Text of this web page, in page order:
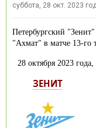
суббота, 28 окт. 2023
Петербургский
"Ахмат" в матче 13-го
28 октября 2023
ЗЕНИТ